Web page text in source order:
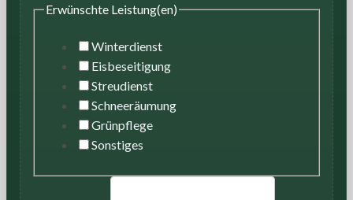
Erwünschte Leistung(en)
Winterdienst
Eisbeseitigung
Streudienst
Schneeräumung
Grünpflege
Sonstiges